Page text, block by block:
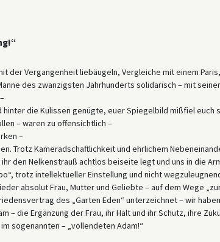
der Vergangenheit liebäugeln, Vergleiche mit einem
des zwanzigsten Jahrhunderts solidarisch – mit
hinter die Kulissen genügte, euer Spiegelbild mißfiel euch
– waren zu offensichtlich –
–
Trotz Kameradschaftlichkeit und ehrlichem
den Nelkenstrauß achtlos beiseite legt und uns in die
trotz intellektueller Einstellung und nicht
absolut Frau, Mutter und Geliebte – auf dem Wege
des „Garten Eden“ unterzeichnet – wir
– die Ergänzung der Frau, ihr Halt und ihr Schutz, ihre
sogenannten – „vollendeten Adam!“